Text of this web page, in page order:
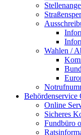
Wahlen /
Behördenservice
Online
Sicheres
Fundbüro